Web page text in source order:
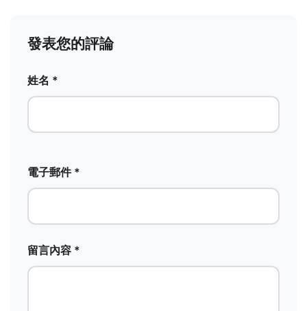
發表您的評論
姓名 *
電子郵件 *
留言內容 *